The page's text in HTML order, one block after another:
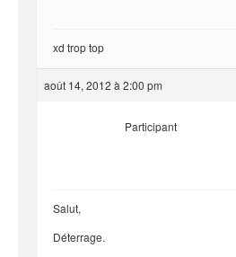
xd trop top
août 14, 2012 à 2:00 pm
Participant
Salut,
Déterrage.